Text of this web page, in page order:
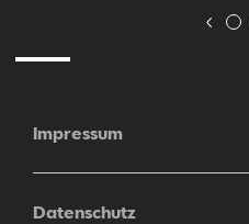
Impressum
Datenschutz